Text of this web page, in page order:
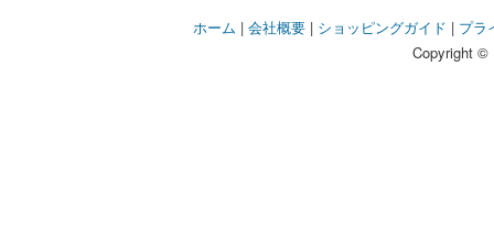
ホーム | 会社概要| ショッピングガイド | プラ
Copyright ©